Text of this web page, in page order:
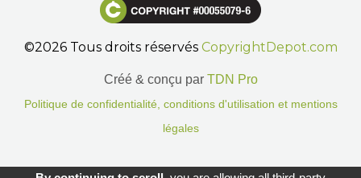
©2026 Tous droits réservés CopyrightDepot.com
Créé & conçu par TDN Pro
Politique de confidentialité, conditions d'utilisation et mentions
légales